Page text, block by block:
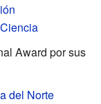
Award por sus
del Norte